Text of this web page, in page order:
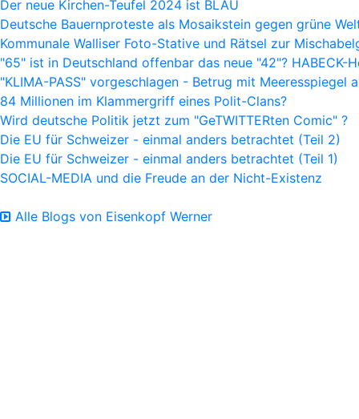
Der neue Kirchen-Teufel 2024 ist BLAU
Deutsche Bauernproteste als Mosaikstein gegen grüne
Kommunale Walliser Foto-Stative und Rätsel zur
"65" ist in Deutschland offenbar das neue "42"? HABECK-
"KLIMA-PASS" vorgeschlagen - Betrug mit Meeresspiegel
84 Millionen im Klammergriff eines Polit-Clans?
Wird deutsche Politik jetzt zum "GeTWITTERten Comic" ?
Die EU für Schweizer - einmal anders betrachtet (Teil 2)
Die EU für Schweizer - einmal anders betrachtet (Teil 1)
SOCIAL-MEDIA und die Freude an der Nicht-Existenz
Alle Blogs von Eisenkopf Werner